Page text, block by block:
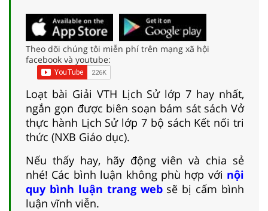
Theo dõi chúng tôi miễn phí trên mạng xã hội
facebook và youtube:
Loạt bài Giải VTH Lịch Sử lớp 7 hay nhất,
ngắn gọn được biên soạn bám sát sách Vở
thực hành Lịch Sử lớp 7 bộ sách Kết nối tri
thức (NXB Giáo dục).
Nếu thấy hay, hãy động viên và chia sẻ
nhé! Các bình luận không phù hợp với nội
quy bình luận trang websẽ bị cấm bình
luận vĩnh viễn.